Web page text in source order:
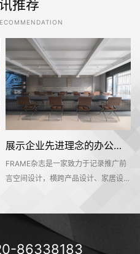
推荐
展示企业先进理念的办公室装修设计空间是怎样的——FRAME
FRAME杂志是一家致力于记录推广前
言空间设计，横跨产品设计、家居设
是一个工作环境，也是一个企业理念的
平台。该项目位于深业上城商区，可直
达莲花山和笔架山公园，呈现出独具一
86338183